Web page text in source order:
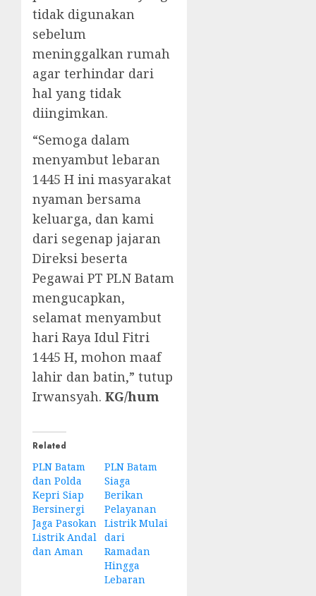
tidak digunakan
sebelum
meninggalkan rumah
agar terhindar dari
hal yang tidak
diingimkan.
“Semoga dalam
menyambut lebaran
1445 H ini masyarakat
nyaman bersama
keluarga, dan kami
dari segenap jajaran
Direksi beserta
Pegawai PT PLN Batam
mengucapkan,
selamat menyambut
hari Raya Idul Fitri
1445 H, mohon maaf
lahir dan batin,” tutup
Irwansyah. KG/hum
Related
PLN Batam
dan Polda
Kepri Siap
Bersinergi
Jaga Pasokan
Listrik Andal
dan Aman
PLN Batam
Siaga
Berikan
Pelayanan
Listrik Mulai
dari
Ramadan
Hingga
Lebaran